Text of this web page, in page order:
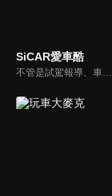
SiCAR愛車酷
不管是試駕報導、車用產品試用分享或是安全駕駛教室等等，「SiCAR愛車酷」都會不定期推出各式風格的汽車短片與你們分享。